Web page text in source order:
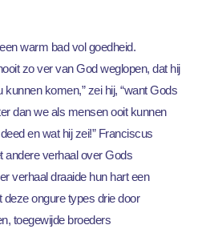
warm bad vol goedheid.
zo ver van God weglopen, dat hij
komen,” zei hij, “want Gods
dan we als mensen ooit kunnen
en wat hij zei!” Franciscus
andere verhaal over Gods
verhaal draaide hun hart een
deze ongure types drie door
toegewijde broeders